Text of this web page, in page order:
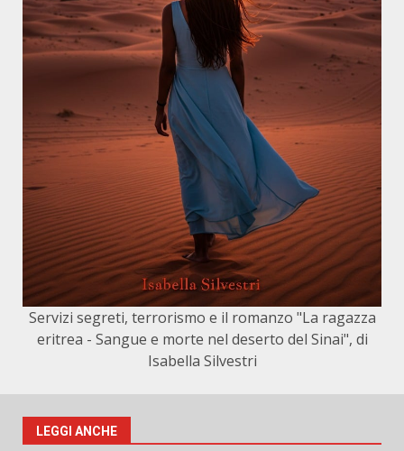
Servizi segreti, terrorismo e il romanzo "La ragazza
eritrea - Sangue e morte nel deserto del Sinai", di
Isabella Silvestri
LEGGI ANCHE